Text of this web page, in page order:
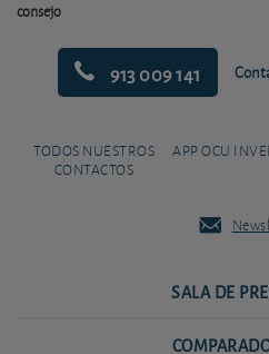
consejo
913 009 141
TODOS NUESTROS
CONTACTOS
APP OCU
SALA DE